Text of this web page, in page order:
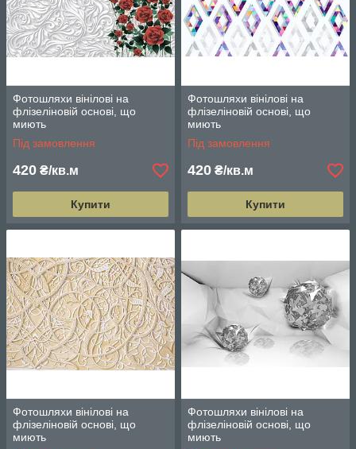
Фотошляхи вінілові на
флізеліновій основі, що
миють
Під замовлення
420 ₴/кв.м
Купити
Фотошляхи вінілові на
флізеліновій основі, що
миють
Під замовлення
420 ₴/кв.м
Купити
Фотошляхи вінілові на
флізеліновій основі, що
миють
Фотошляхи вінілові на
флізеліновій основі, що
миють